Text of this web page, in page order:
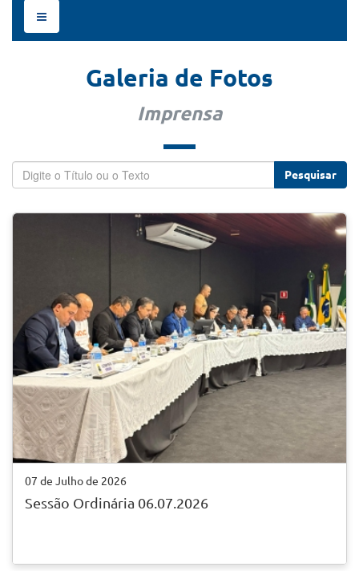
Menu
de
Galeria de Fotos
Imprensa
Pesquisar
07 de Julho de 2026
Sessão Ordinária 06.07.2026